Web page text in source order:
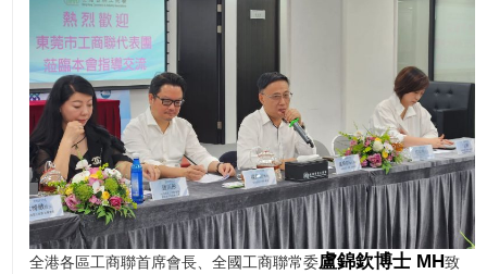
全港各區工商聯首席會長、全國工商聯常委盧錦欽博士 MH致